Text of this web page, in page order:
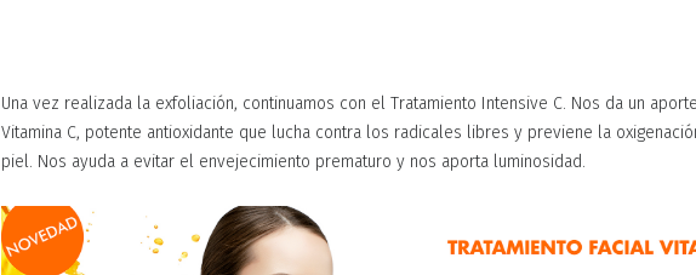
Una vez realizada la exfoliación, continuamos con el Tratamiento Intensive C. Nos da un
Vitamina C, potente antioxidante que lucha contra los radicales libres y previene la
piel. Nos ayuda a evitar el envejecimiento prematuro y nos aporta luminosidad.